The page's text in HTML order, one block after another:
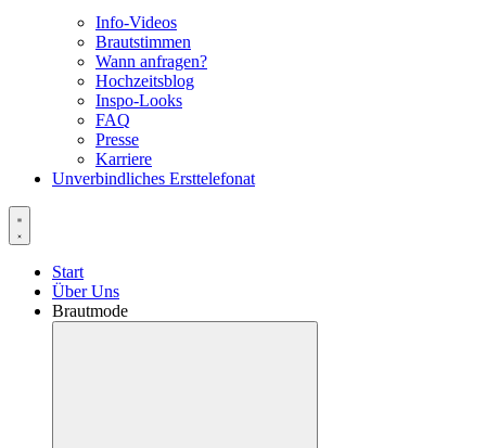
Info-Videos
Brautstimmen
Wann anfragen?
Hochzeitsblog
Inspo-Looks
FAQ
Presse
Karriere
Unverbindliches Ersttelefonat
Start
Über Uns
Brautmode